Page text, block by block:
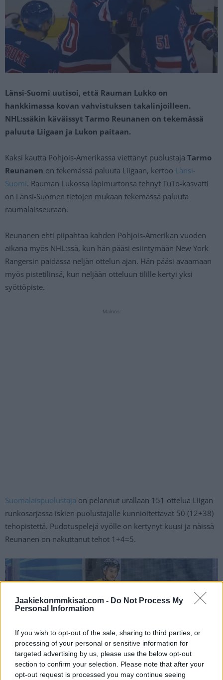
Jaakiekonmmkisat.com - Do Not Process My
Personal Information
If you wish to opt-out of the sale, sharing to third parties, or
processing of your personal or sensitive information for
targeted advertising by us, please use the below opt-out
section to confirm your selection. Please note that after your
opt-out request is processed you may continue seeing
Länsi-Suomi uutisoi, että Rauman Lukko on
hankkimassa kovan vahvistuksen takalinjoilleen.
NHL:ssäkin käväissyt Tarmo Reunanen on tekemässä
paluuta Liigaan ja Lukon paitaan.
Kaksi kautta Pohjois-Amerikassa viettänyt puolustaja Tarmo
Reunanen on tekemässä paluuta Liigaan, kertoo Länsi-
Suomi. Rauman Lukossa läpimurtonsa tehnyt TuTo-kasvatti
on Länsi-Suomen tietojen mukaan tekemässä paluuta
raumalaisseuraan.
Reunanen ehti piipahtaa kahden Pohjois-Amerikan vuoden
aikana myös NHL:ssä, kun hän pääsi esiintymään New York
Rangersin paidassa neljän ottelun ajan. Hän pääsi avaamaan
myös pistetilinsä, kun neljään otteluun tilille kertyi yksi
syöttöpiste.
Mainos:
Suomalaispuolustaja on pelannut urallaan 151 ottelua Liigan
runkosarjassa iskien puolustajalle kunnioitettavat 50 (12+38)
tehopistettä. Pudotuspelejä vyölle on kertynyt kuusi ja näissä
Reunanen on nakuttanut tehot 1+4=5.